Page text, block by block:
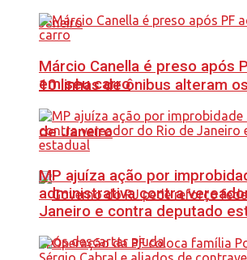
10 linhas de ônibus alteram
de Janeiro
Márcio Canella é preso após
em seu carro
MP ajuíza ação por
administrativa contra
Janeiro e contra deputado